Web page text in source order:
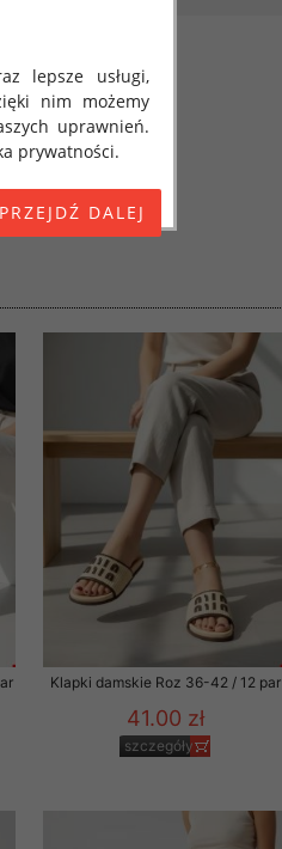
Klapki damskie Roz 36-42 / 12 par
41.00 zł
szczegóły
lepsze usługi,
nim możemy
uprawnień.
prywatności.
679 z dnia 27
i w sprawie
"ORODO",
roku. Poniżej
przez OMEZ
zgody nie
oraz usunięcia
Twoich